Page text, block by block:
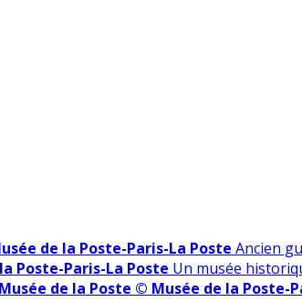
de la Poste-Paris-La Poste Ancien
Poste-Paris-La Poste Un musée
de la Poste © Musée de la Poste-